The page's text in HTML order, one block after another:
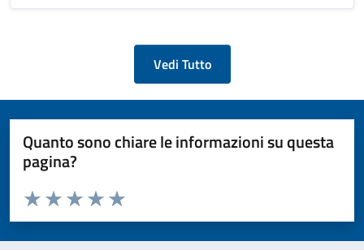
Vedi Tutto
Quanto sono chiare le informazioni su questa
pagina?
Valuta da 1 a 5 stelle la pagina
Valuta 5 stelle su 5
Valuta 4 stelle su 5
Valuta 3 stelle su 5
Valuta 2 stelle su 5
Valuta 1 stelle su 5